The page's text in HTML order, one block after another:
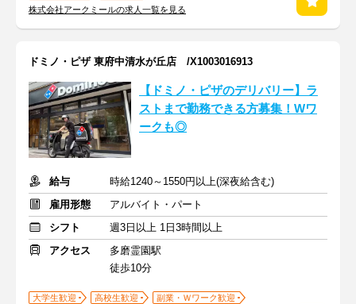
株式会社アークミールの求人一覧を見る
ドミノ・ピザ 東府中清水が丘店 /X1003016913
【ドミノ・ピザのデリバリー】ラ
ストまで勤務できる方募集！Wワ
ークも◎
給与
時給1240～1550円以上(深夜給含む)
雇用形態
アルバイト・パート
シフト
週3日以上 1日3時間以上
アクセス
多磨霊園駅
徒歩10分
大学生歓迎 高校生歓迎
副業・Ｗワーク歓迎